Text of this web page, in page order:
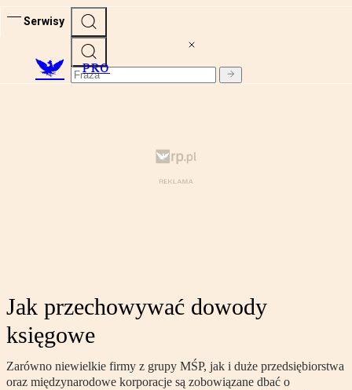
Serwisy
PRO
Jak przechowywać dowody
księgowe
Zarówno niewielkie firmy z grupy MŚP, jak i duże przedsiębiorstwa
oraz międzynarodowe korporacje są zobowiązane dbać o